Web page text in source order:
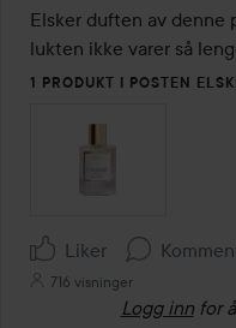
av
5
Elsker duften av denne
lukten ikke varer så
1 PRODUKT I POSTEN
Liker
716 visninger
Logg inn for